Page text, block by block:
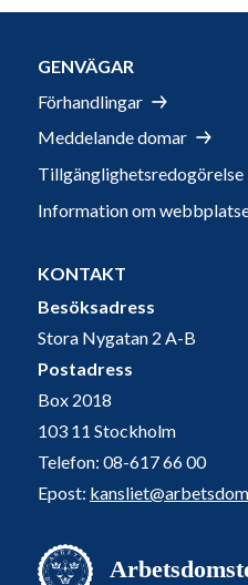
GENVÄGAR
Förhandlingar
Meddelande domar
Tillgänglighetsredogörelse
Information om
KONTAKT
Besöksadress
Stora Nygatan 2 A-B
Postadress
Box 2018
103 11 Stockholm
Telefon: 08-617 66 00
Epost: